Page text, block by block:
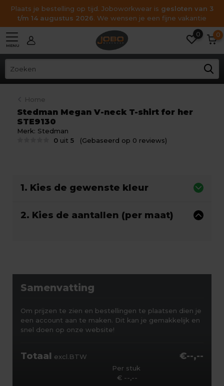
Plaats je bestelling op tijd. Joboworkwear is gesloten van 3
t/m 14 augustus 2026. We wensen je een fijne vakantie
MENU
0 0
Home
Stedman Megan V-neck T-shirt for her
STE9130
Merk: Stedman
0 uit5 (Gebaseerd op 0 reviews)
1. Kies de gewenste kleur
2. Kies de aantallen (per maat)
Samenvatting
Om prijzen te zien en bestellingen te plaatsen dien je
een account aan te maken. Dit kan je gemakkelijk en
snel doen op onze website!
Totaal excl.BTW €--,--
Per stuk
€ --,--